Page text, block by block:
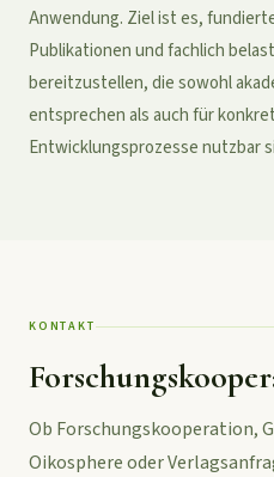
Anwendung. Ziel ist es,
Publikationen und fachlich
bereitzustellen, die sowohl
entsprechen als auch für
Entwicklungsprozesse nutzbar
KONTAKT
Ob Forschungskooperation,
Oikosphere oder